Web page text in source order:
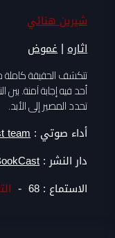
شيرين هنائي
اثاره|غموض
تتكشف الحقيقة كاملة
أحد فيه إجابة آمنة. بين
تحدد المصير إلى الأبد.
أداء صوتي :team
دار النشر :
الاستماع : 68
-